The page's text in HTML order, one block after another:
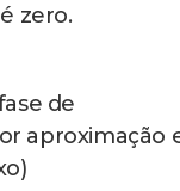
zero.
de
aproximação